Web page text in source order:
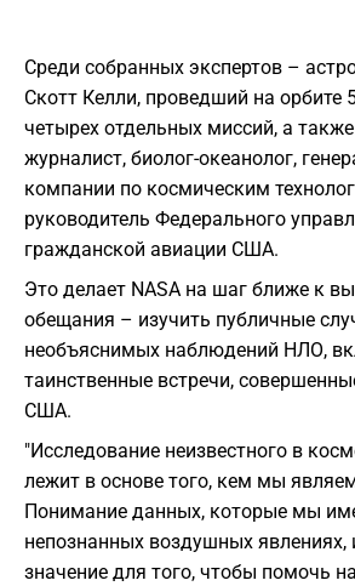
Среди собранных экспертов –
Скотт Келли, проведший на орбите
четырех отдельных миссий, а
журналист, биолог-океанолог,
компании по космическим
руководитель Федерального
гражданской авиации США.
Это делает NASA на шаг ближе к
обещания – изучить публичные
необъяснимых наблюдений НЛО,
таинственные встречи,
США.
"Исследование неизвестного в
лежит в основе того, кем мы
Понимание данных, которые мы
непознанных воздушных
значение для того, чтобы помочь